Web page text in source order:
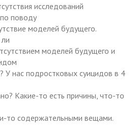
исследований
поводу
моделей будущего.
моделей будущего и
У нас подростковых суицидов в 4
Какие-то есть причины, что-то
то содержательными вещами.